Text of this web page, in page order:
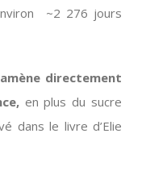
~2 276 jours
directement
en plus du sucre
dans le livre d’Elie